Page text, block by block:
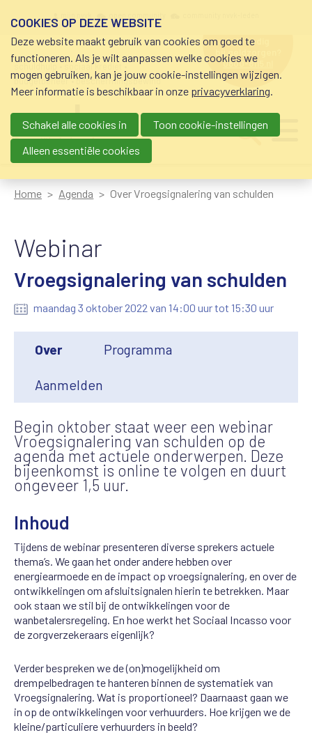
schuldhulp • sociaal krediet •
budgetbeheer • beschermingsbewind
hulp nodig
bij geldzorgen?
0800-8115.nl
Main navigation
Home Agenda Over Vroegsignalering van schulden
Webinar
Vroegsignalering van schulden
maandag 3 oktober 2022 van 14:00 uur tot 15:30 uur
Over Programma
Aanmelden
Begin oktober staat weer een webinar
Vroegsignalering van schulden op de
agenda met actuele onderwerpen. Deze
bijeenkomst is online te volgen en duurt
ongeveer 1,5 uur.
Inhoud
Tijdens de webinar presenteren diverse sprekers actuele
thema’s. We gaan het onder andere hebben over
energiearmoede en de impact op vroegsignalering, en over de
ontwikkelingen om afsluitsignalen hierin te betrekken. Maar
ook staan we stil bij de ontwikkelingen voor de
wanbetalersregeling. En hoe werkt het Sociaal Incasso voor
de zorgverzekeraars eigenlijk?
Verder bespreken we de (on)mogelijkheid om
drempelbedragen te hanteren binnen de systematiek van
Vroegsignalering. Wat is proportioneel? Daarnaast gaan we
in op de ontwikkelingen voor verhuurders. Hoe krijgen we de
kleine/particuliere verhuurders in beeld?
COOKIES OP DEZE WEBSITE
Deze website maakt gebruik van cookies om goed te
functioneren. Als je wilt aanpassen welke cookies we
mogen gebruiken, kan je jouw cookie-instellingen wijzigen.
Meer informatie is beschikbaar in onze privacyverklaring.
Schakel alle cookies in
Toon cookie-instellingen
Alleen essentiële cookies